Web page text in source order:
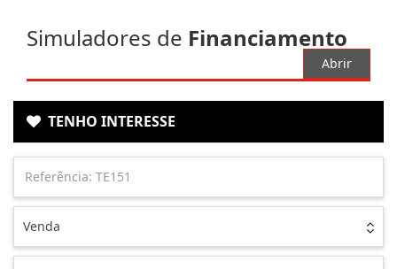
Simuladores de Financiamento
Abrir
TENHO INTERESSE
Venda